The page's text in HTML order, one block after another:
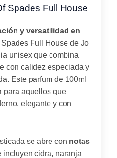
Spades Full House
y versatilidad en
Spades Full House de Jo
unisex que combina
con calidez especiada y
Este parfum de 100ml
para aquellos que
elegante y con
se abre con notas
incluyen cidra, naranja